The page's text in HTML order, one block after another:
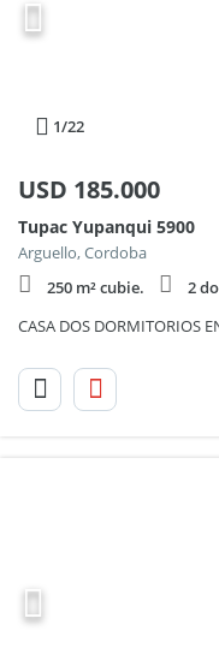
1/22
USD 185.000
Tupac Yupanqui 5900
Arguello, Cordoba
250 m² cubie.
2
CASA DOS DORMITORIOS